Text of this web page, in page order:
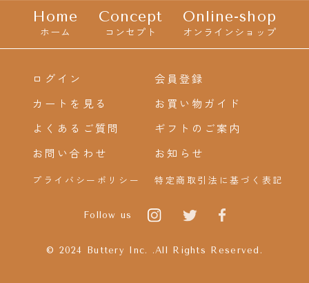
Home
ホーム
Concept
コンセプト
Online-shop
オンラインショップ
ログイン
会員登録
カートを見る
お買い物ガイド
よくあるご質問
ギフトのご案内
お問い合わせ
お知らせ
プライバシーポリシー 特定商取引法に基づく表記
Follow us
© 2024 Buttery Inc. .All Rights Reserved.